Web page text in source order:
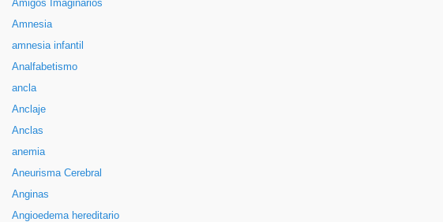
Amigos Imaginarios
Amnesia
amnesia infantil
Analfabetismo
ancla
Anclaje
Anclas
anemia
Aneurisma Cerebral
Anginas
Angioedema hereditario